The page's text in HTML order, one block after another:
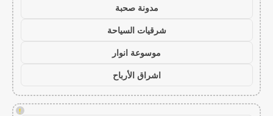
مدونة صحبة
شرقيات السياحة
موسوعة انوار
اشراق الأرباح
!